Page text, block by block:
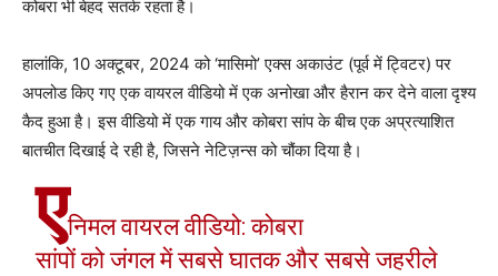
कोबरा भी बेहद सतर्क रहता है।
हालांकि, 10 अक्टूबर, 2024 को ‘मासिमो’ एक्स अकाउंट (पूर्व में ट्विटर) पर
अपलोड किए गए एक वायरल वीडियो में एक अनोखा और हैरान कर देने वाला दृश्य
कैद हुआ है। इस वीडियो में एक गाय और कोबरा सांप के बीच एक अप्रत्याशित
बातचीत दिखाई दे रही है, जिसने नेटिज़न्स को चौंका दिया है।
एनिमल वायरल वीडियो: कोबरा
सांपों को जंगल में सबसे घातक और सबसे जहरीले